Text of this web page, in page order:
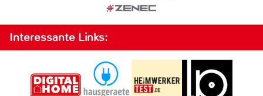
Interessante Links: